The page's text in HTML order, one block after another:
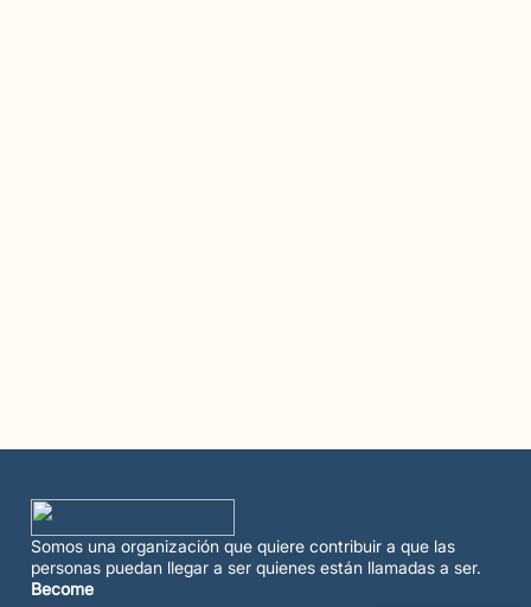
Somos una organización que quiere contribuir a que las
personas puedan llegar a ser quienes están llamadas a ser.
Become